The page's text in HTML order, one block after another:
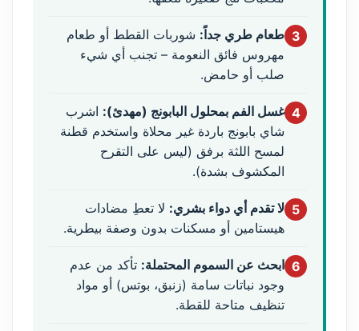
3 طعام طري جداً: شوربات القطط أو طعام
مهروس فائق النعومة – تجنب أي شيء
صلب أو حامض.
4 غسل الفم بمحلول البابونج (مهدئ): اشرب
شاي بابونج باردة غير محلاة واستخدم قطنة
لمسح اللثة برفق (ليس على التقرح
المكشوف بشدة).
5 لا تقدم أي دواء بشري: لا تعطِ مضادات
هيستامين أو مسكنات بدون وصفة بيطرية.
6 ابحث عن السموم المحتملة: تأكد من عدم
وجود نباتات سامة (زنبق، بوتس) أو مواد
تنظيف متاحة للقطة.